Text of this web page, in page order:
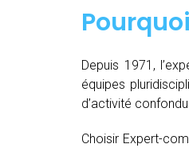
Depuis 1971,
équipes
d’activité
Choisir Expert-